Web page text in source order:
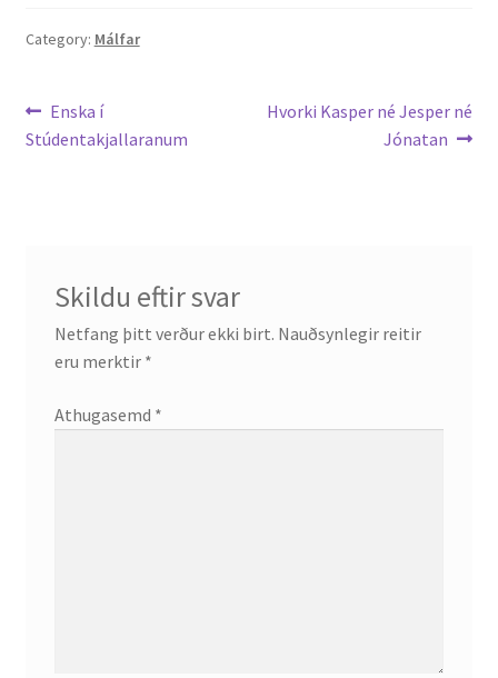
Bækur
Óritrýnt fræðilegt efni
Málfarspistlar
Fræðilegir fyrirlestrar
Category: Málfar
Leiðarkerfi
færslu
Previous
post:
Enska í
Stúdentakjallaranum
Next
Hvorki Kasper né Jesper né
Jónatan
Skildu eftir svar
Netfang þitt verður ekki birt. Nauðsynlegir reitir
eru merktir *
Athugasemd *